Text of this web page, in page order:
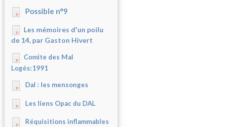
Possible n°9
Les mémoires d'un poilu
de 14, par Gaston Hivert
Comite des Mal
Logés:1991
Dal : les mensonges
Les liens Opac du DAL
Réquisitions inflammables